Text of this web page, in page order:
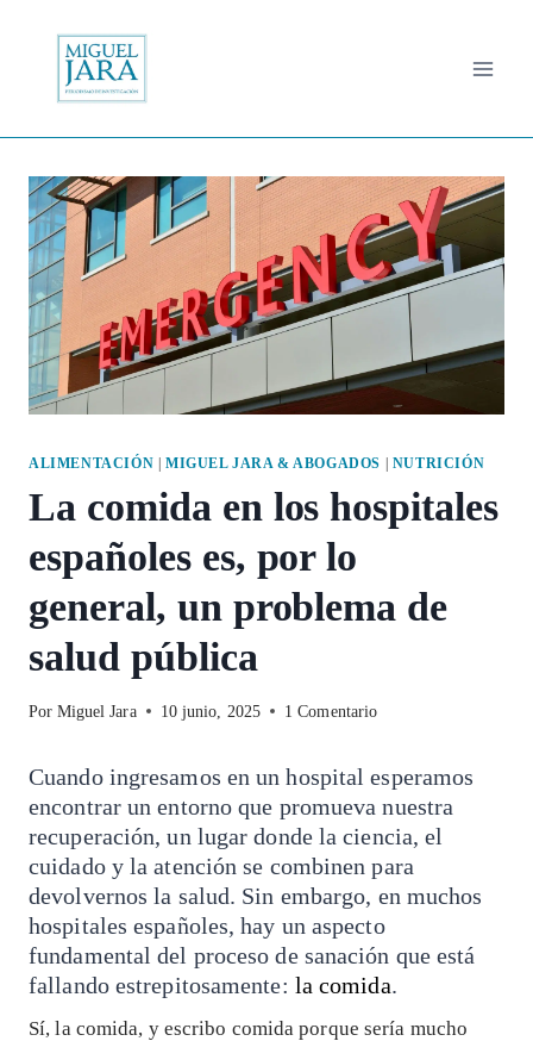
contenido
ALIMENTACIÓN MIGUEL JARA & ABOGADOS NUTRICIÓN
La comida en los hospitales
españoles es, por lo
general, un problema de
salud pública
Por Miguel Jara 10 junio, 2025 1 Comentario
Cuando ingresamos en un hospital esperamos
encontrar un entorno que promueva nuestra
recuperación, un lugar donde la ciencia, el
cuidado y la atención se combinen para
devolvernos la salud. Sin embargo, en muchos
hospitales españoles, hay un aspecto
fundamental del proceso de sanación que está
fallando estrepitosamente: la comida.
Sí, la comida, y escribo comida porque sería mucho